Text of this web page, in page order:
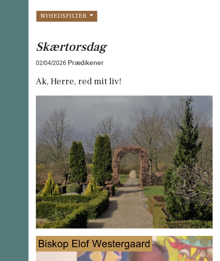
NYHEDSFILTER
Skærtorsdag
02/04/2026 Prædikener
Ak, Herre, red mit liv!